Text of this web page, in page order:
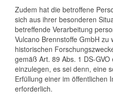
Zudem hat die betroffene
sich aus ihrer besonderen
betreffende Verarbeitung
Vulcano Brennstoffe GmbH zu
historischen
gemäß Art. 89 Abs. 1 DS-
einzulegen, es sei denn, eine
Erfüllung einer im öffentlichen
erforderlich.